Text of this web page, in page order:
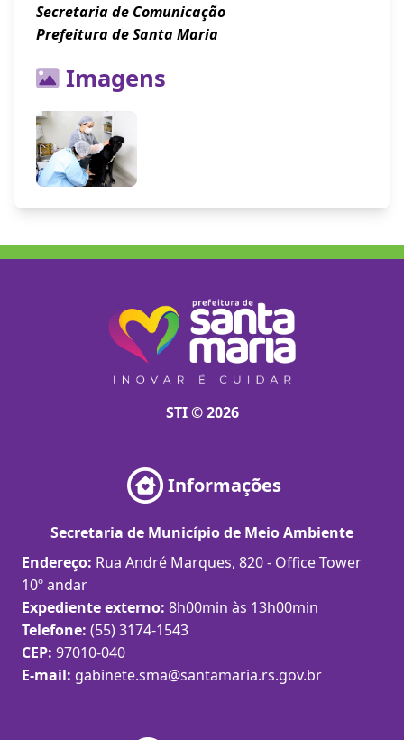
Secretaria de Comunicação
Prefeitura de Santa Maria
Imagens
STI © 2026
Informações
Secretaria de Município de Meio Ambiente
Endereço: Rua André Marques, 820 - Office Tower
10º andar
Expediente externo: 8h00min às 13h00min
Telefone: (55) 3174-1543
CEP: 97010-040
E-mail: gabinete.sma@santamaria.rs.gov.br